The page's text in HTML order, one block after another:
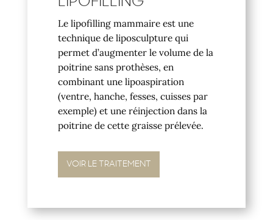
Le lipofilling mammaire est une
technique de liposculpture qui
permet d’augmenter le volume de la
poitrine sans prothèses, en
combinant une lipoaspiration
(ventre, hanche, fesses, cuisses par
exemple) et une réinjection dans la
poitrine de cette graisse prélevée.
VOIR LE TRAITEMENT